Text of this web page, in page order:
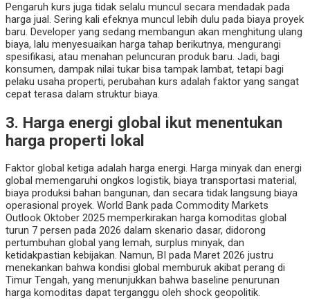
Pengaruh kurs juga tidak selalu muncul secara mendadak pada
harga jual. Sering kali efeknya muncul lebih dulu pada biaya proyek
baru. Developer yang sedang membangun akan menghitung ulang
biaya, lalu menyesuaikan harga tahap berikutnya, mengurangi
spesifikasi, atau menahan peluncuran produk baru. Jadi, bagi
konsumen, dampak nilai tukar bisa tampak lambat, tetapi bagi
pelaku usaha properti, perubahan kurs adalah faktor yang sangat
cepat terasa dalam struktur biaya.
3. Harga energi global ikut menentukan
harga properti lokal
Faktor global ketiga adalah harga energi. Harga minyak dan energi
global memengaruhi ongkos logistik, biaya transportasi material,
biaya produksi bahan bangunan, dan secara tidak langsung biaya
operasional proyek. World Bank pada Commodity Markets
Outlook Oktober 2025 memperkirakan harga komoditas global
turun 7 persen pada 2026 dalam skenario dasar, didorong
pertumbuhan global yang lemah, surplus minyak, dan
ketidakpastian kebijakan. Namun, BI pada Maret 2026 justru
menekankan bahwa kondisi global memburuk akibat perang di
Timur Tengah, yang menunjukkan bahwa baseline penurunan
harga komoditas dapat terganggu oleh shock geopolitik.